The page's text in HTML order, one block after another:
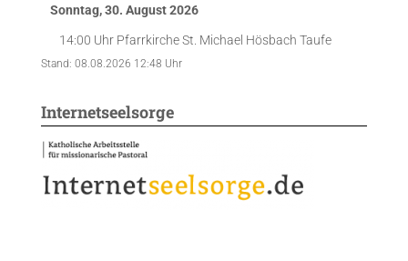
Sonntag, 30. August 2026
14:00 Uhr Pfarrkirche St. Michael Hösbach Taufe
Stand: 08.08.2026 12:48 Uhr
Internetseelsorge